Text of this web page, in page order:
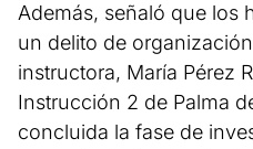
Además, señaló que los
un delito de
instructora, María Pérez
Instrucción 2 de Palma
concluida la fase de